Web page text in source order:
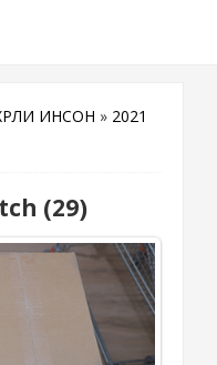
ИНСОН » 2021
(29)